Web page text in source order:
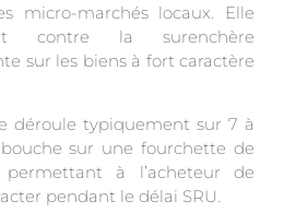
micro-marchés locaux. Elle
contre la surenchère
sur les biens à fort caractère
déroule typiquement sur 7 à
sur une fourchette de
à l’acheteur de
pendant le délai SRU.